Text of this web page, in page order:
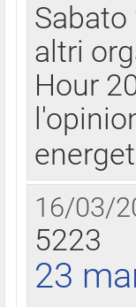
altri
Hour
16/03/
5223
23